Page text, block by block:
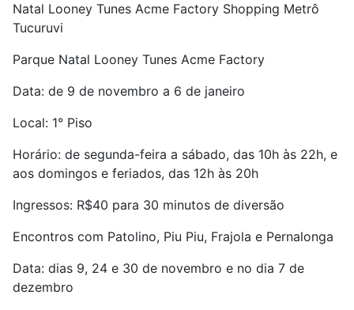
Natal Looney Tunes Acme Factory Shopping Metrô
Tucuruvi
Parque Natal Looney Tunes Acme Factory
Data: de 9 de novembro a 6 de janeiro
Local: 1° Piso
Horário: de segunda-feira a sábado, das 10h às 22h, e
aos domingos e feriados, das 12h às 20h
Ingressos: R$40 para 30 minutos de diversão
Encontros com Patolino, Piu Piu, Frajola e Pernalonga
Data: dias 9, 24 e 30 de novembro e no dia 7 de
dezembro